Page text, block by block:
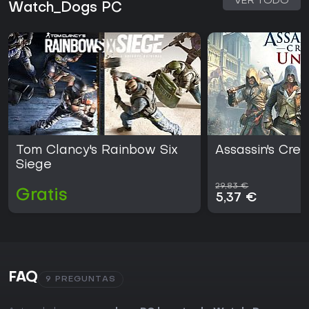
Watch_Dogs PC
Tom Clancy's Rainbow Six
Siege
Gratis
Assassin's
29,83 €
5,37 €
FAQ 9 PREGUNTAS